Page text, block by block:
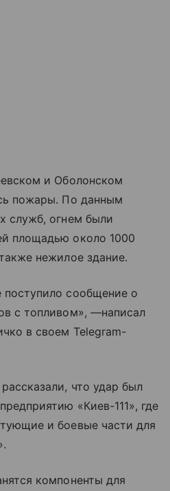
и Оболонском
пожары. По данным
служб, огнем были
площадью около 1000
нежилое здание.
сообщение о
с топливом», —написал
в своем Telegram-
что удар был
«Киев-111», где
и боевые части для
компоненты для